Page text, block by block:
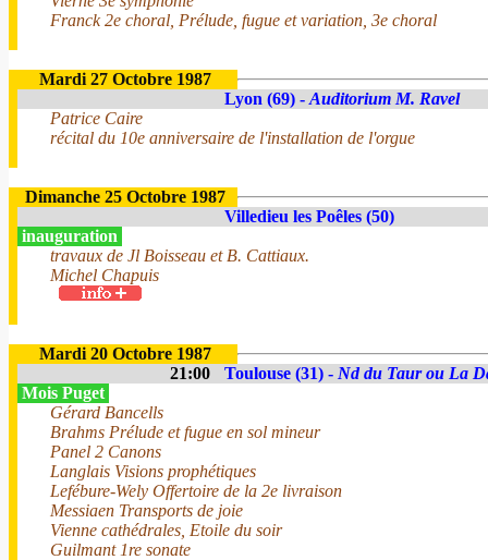
Franck 2e choral, Prélude, fugue et variation, 3e choral
Mardi 27 Octobre 1987
Lyon (69) - Auditorium M. Ravel
Patrice Caire
récital du 10e anniversaire de l'installation de l'orgue
Dimanche 25 Octobre 1987
Villedieu les Poêles (50)
inauguration
travaux de Jl Boisseau et B. Cattiaux.
Michel Chapuis
Mardi 20 Octobre 1987
21:00
Toulouse (31) - Nd du Taur ou La
Mois Puget
Gérard Bancells
Brahms Prélude et fugue en sol mineur
Panel 2 Canons
Langlais Visions prophétiques
Lefébure-Wely Offertoire de la 2e livraison
Messiaen Transports de joie
Vienne cathédrales, Etoile du soir
Guilmant 1re sonate